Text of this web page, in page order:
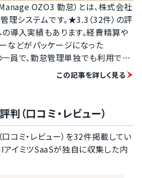
OZO3 勤怠）とは、株式会社
理システムです。★3.3（32件）の評
導入実績もあります。経費精算や
などがパッケージになった
一員で、勤怠管理単独でも利用でき
勤怠の評判としては、以下の3つが挙
応できるシステムです。実際の導
複雑なことからExcelでの管理を
が、400種類にものぼる勤務表パ
功しています。工場やコールセンタ
には特に相性のよいサービスとい
この記事を詳しく見る
（口コミ・レビュー）
コミ・レビュー）を32件掲載してい
アイミツSaaSが独自に収集した内